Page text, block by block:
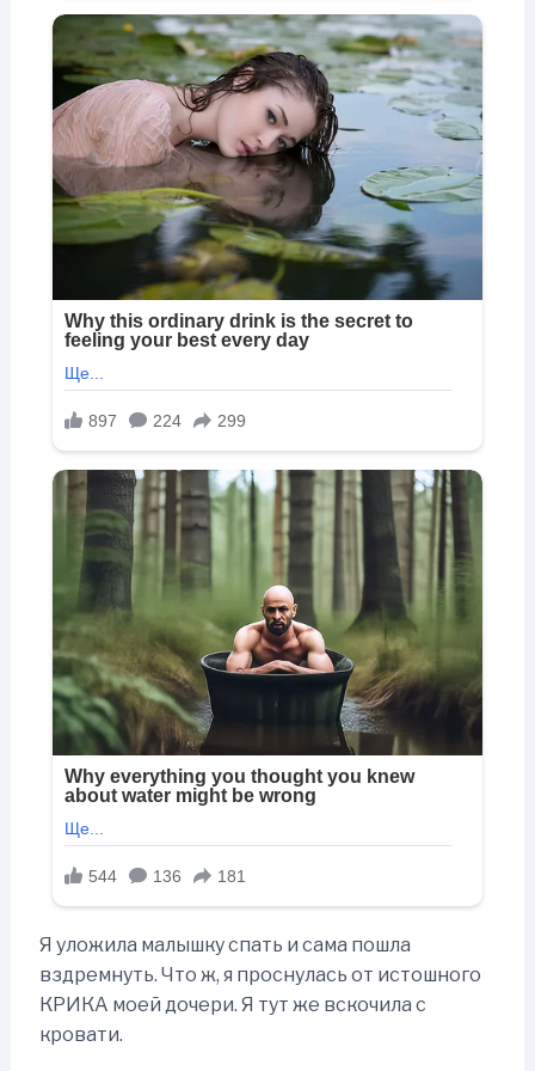
Я уложила малышку спать и сама пошла
вздремнуть. Что ж, я проснулась от истошного
КРИКА моей дочери. Я тут же вскочила с
кровати.